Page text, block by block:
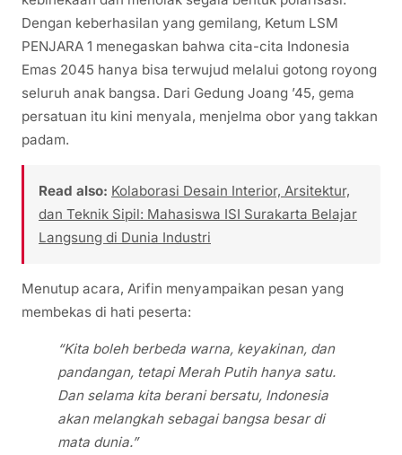
Dengan keberhasilan yang gemilang, Ketum LSM
PENJARA 1 menegaskan bahwa cita-cita Indonesia
Emas 2045 hanya bisa terwujud melalui gotong royong
seluruh anak bangsa. Dari Gedung Joang ’45, gema
persatuan itu kini menyala, menjelma obor yang takkan
padam.
Read also: Kolaborasi Desain Interior, Arsitektur,
dan Teknik Sipil: Mahasiswa ISI Surakarta Belajar
Langsung di Dunia Industri
Menutup acara, Arifin menyampaikan pesan yang
membekas di hati peserta:
“Kita boleh berbeda warna, keyakinan, dan
pandangan, tetapi Merah Putih hanya satu.
Dan selama kita berani bersatu, Indonesia
akan melangkah sebagai bangsa besar di
mata dunia.”